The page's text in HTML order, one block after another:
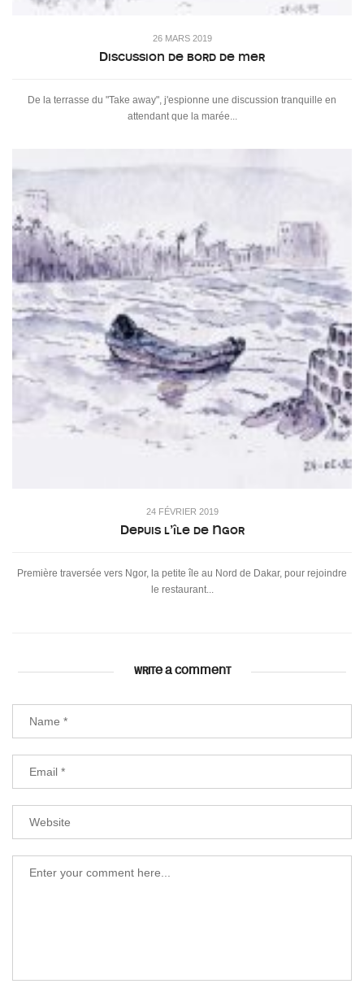
26 MARS 2019
Discussion de bord de mer
De la terrasse du "Take away", j'espionne une discussion tranquille en
attendant que la marée...
24 FÉVRIER 2019
Depuis l’île de Ngor
Première traversée vers Ngor, la petite île au Nord de Dakar, pour rejoindre
le restaurant...
WRITE A COMMENT